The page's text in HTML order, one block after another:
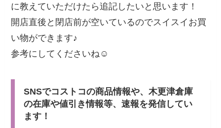
に教えていただけたら追記したいと思います！
開店直後と閉店前が空いているのでスイスイお買
い物ができます♪
参考にしてくださいね☺
SNSでコストコの商品情報や、木更津倉庫
の在庫や値引き情報等、速報を発信してい
ます！